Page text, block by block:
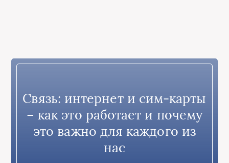
Связь: интернет и сим-карты
– как это работает и почему
это важно для каждого из
нас